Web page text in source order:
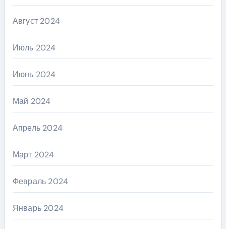
Август 2024
Июль 2024
Июнь 2024
Май 2024
Апрель 2024
Март 2024
Февраль 2024
Январь 2024